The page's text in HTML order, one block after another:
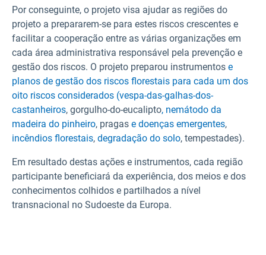
Por conseguinte, o projeto visa ajudar as regiões do
projeto a prepararem-se para estes riscos crescentes e
facilitar a cooperação entre as várias organizações em
cada área administrativa responsável pela prevenção e
gestão dos riscos. O projeto preparou instrumentos e
planos de gestão dos riscos florestais para cada um dos
oito riscos considerados (vespa-das-galhas-dos-
castanheiros, gorgulho-do-eucalipto, nemátodo da
madeira do pinheiro, pragas e doenças emergentes,
incêndios florestais, degradação do solo, tempestades).
Em resultado destas ações e instrumentos, cada região
participante beneficiará da experiência, dos meios e dos
conhecimentos colhidos e partilhados a nível
transnacional no Sudoeste da Europa.